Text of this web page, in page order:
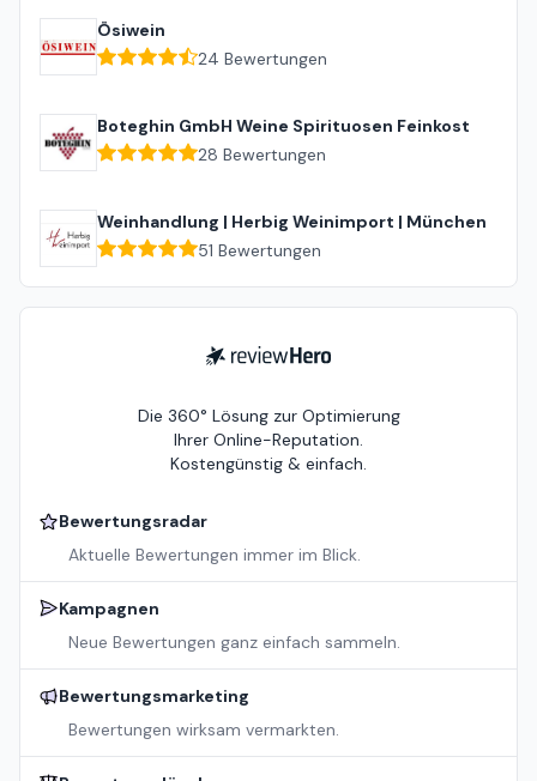
Ösiwein
24 Bewertungen
Boteghin GmbH Weine Spirituosen Feinkost
28 Bewertungen
Weinhandlung | Herbig Weinimport | München
51 Bewertungen
ReviewHero
Die 360° Lösung zur Optimierung
Ihrer Online-Reputation.
Kostengünstig & einfach.
Bewertungsradar
Aktuelle Bewertungen immer im Blick.
Kampagnen
Neue Bewertungen ganz einfach sammeln.
Bewertungsmarketing
Bewertungen wirksam vermarkten.